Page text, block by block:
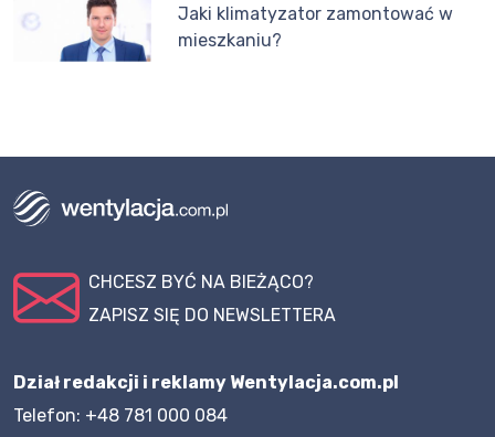
Jaki klimatyzator zamontować w
mieszkaniu?
CHCESZ BYĆ NA BIEŻĄCO?
ZAPISZ SIĘ DO NEWSLETTERA
Dział redakcji i reklamy Wentylacja.com.pl
Telefon: +48 781 000 084